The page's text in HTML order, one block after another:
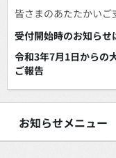
皆さまのあたたかいご
受付開始時のお知らせ
令和3年7月1日からの
ご報告
お知らせメニュー